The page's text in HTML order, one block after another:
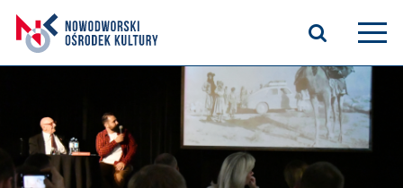
Kasyno Oficerskie
Kino